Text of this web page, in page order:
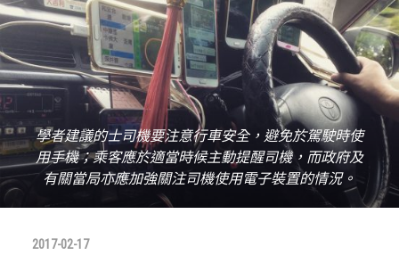
學者建議的士司機要注意行車安全，避免於駕駛時使
用手機；乘客應於適當時候主動提醒司機，而政府及
有關當局亦應加強關注司機使用電子裝置的情況。
2017-02-17